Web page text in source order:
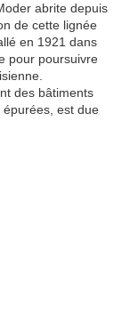
abrite depuis
de cette lignée
en 1921 dans
pour poursuivre
des bâtiments
est due